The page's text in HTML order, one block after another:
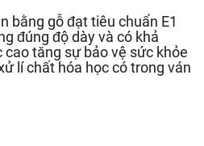
bằng gỗ đạt tiêu chuẩn E1
đúng độ dày và có khả
tăng sự bảo vệ sức khỏe
lí chất hóa học có trong ván